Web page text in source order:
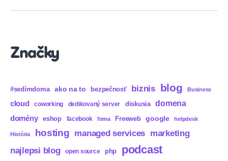
Značky
#sedímdoma ako na to bezpečnosť biznis blog Business
cloud coworking dedikovaný server diskusia domena
domény eshop facebook firma Freeweb google helpdesk
História hosting managed services marketing
najlepsi blog open source php podcast